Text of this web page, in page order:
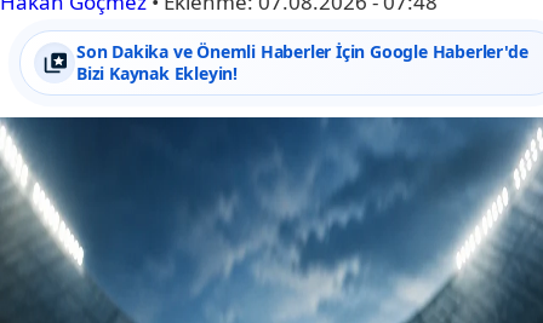
Son Dakika ve Önemli Haberler İçin Google Haberler'de
Bizi Kaynak Ekleyin!